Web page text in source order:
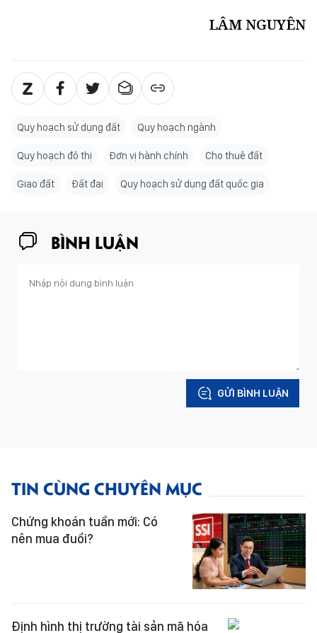
LÂM NGUYÊN
Quy hoạch sử dụng đất Quy hoạch ngành
Quy hoạch đô thị Đơn vị hành chính Cho thuê đất
Giao đất Đất đai Quy hoạch sử dụng đất quốc gia
BÌNH LUẬN
GỬI BÌNH LUẬN
TIN CÙNG CHUYÊN MỤC
Chứng khoán tuần mới: Có
nên mua đuổi?
Định hình thị trường tài sản mã hóa